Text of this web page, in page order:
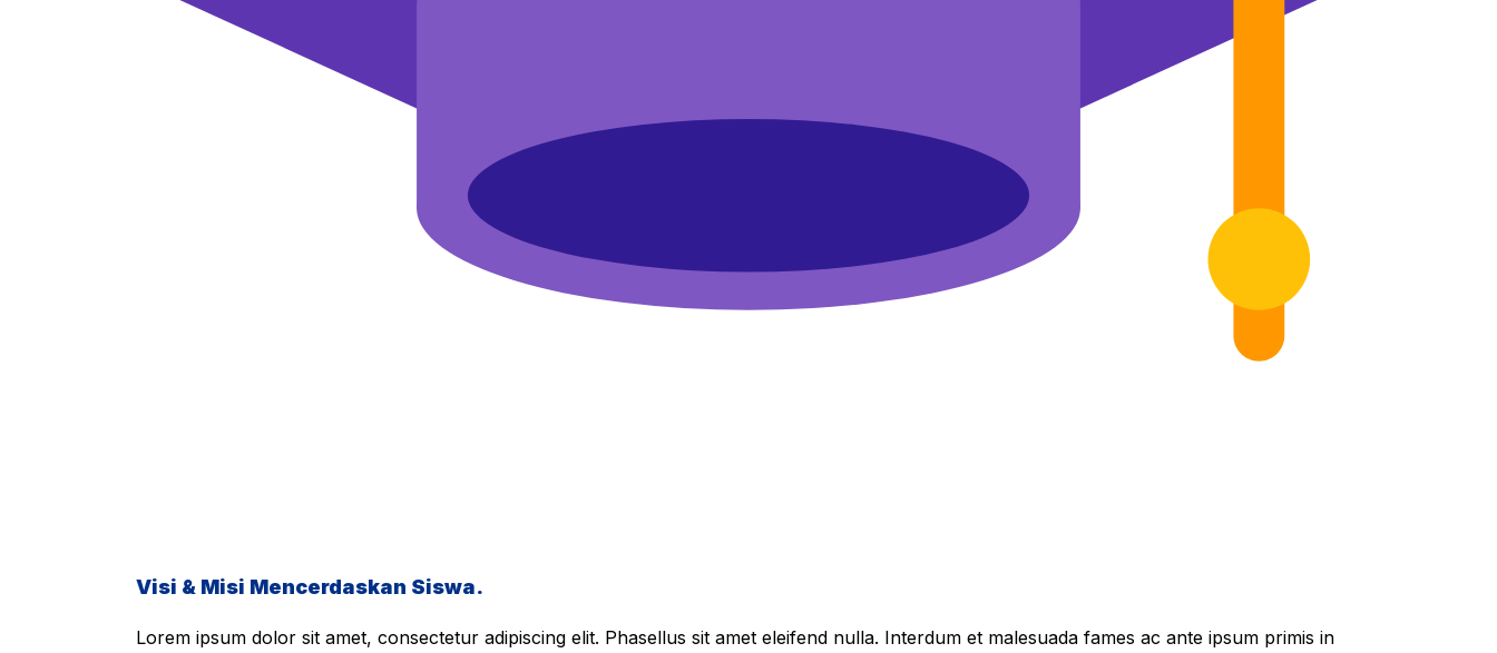
Visi & Misi Mencerdaskan Siswa.
Lorem ipsum dolor sit amet, consectetur adipiscing elit. Phasellus sit amet eleifend nulla. Interdum et malesuada fames ac ante ipsum primis in